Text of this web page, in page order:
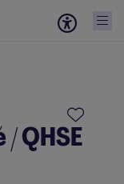
QHSE